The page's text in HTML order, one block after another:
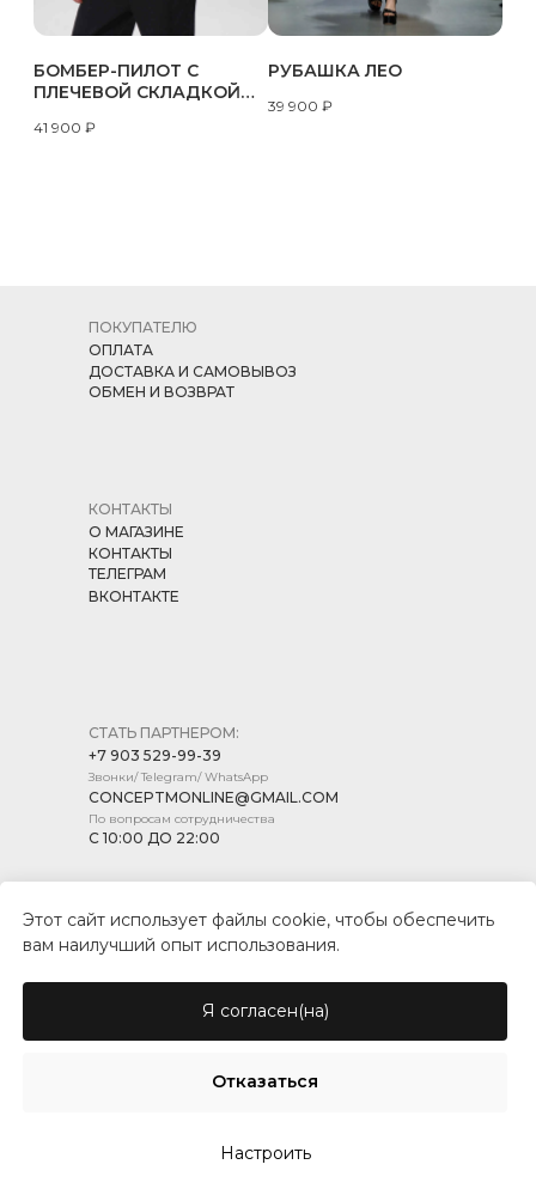
БОМБЕР-ПИЛОТ С
ПЛЕЧЕВОЙ СКЛАДКОЙ
ЧЕРНЫЙ
41 900 ₽
РУБАШКА ЛЕО
39 900 ₽
© CONCEPT MARKET, 2026
СТАТЬ ПАРТНЕРОМ:
+7 903 529-99-39
Звонки/ Telegram/ WhatsApp
CONCEPTMONLINE@GMAIL.COM
По вопросам сотрудничества
С 10:00 ДО 22:00
КОНТАКТЫ
О МАГАЗИНЕ
КОНТАКТЫ
ТЕЛЕГРАМ
ВКОНТАКТЕ
ПОКУПАТЕЛЮ
ОПЛАТА
ДОСТАВКА И САМОВЫВОЗ
ОБМЕН И ВОЗВРАТ
ПУБЛИЧНАЯ ОФЕРТА
Этот сайт использует файлы cookie, чтобы обеспечить
вам наилучший опыт использования.
Я согласен(на)
Отказаться
Настроить
Made on Tilda